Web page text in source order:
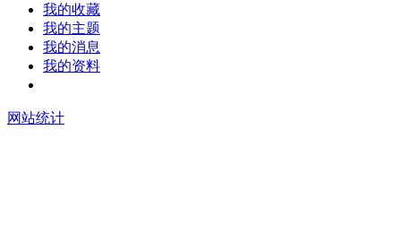
我的收藏
我的主题
我的消息
我的资料
网站统计